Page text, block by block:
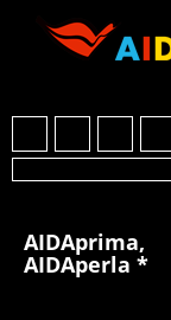
AIDAprima,
AIDAperla *